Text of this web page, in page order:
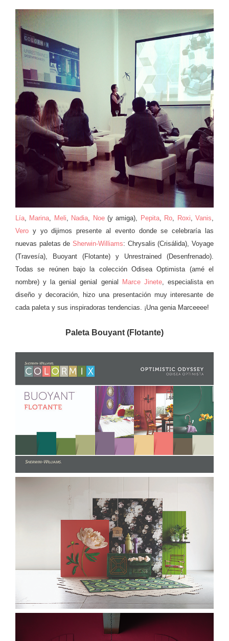
Lía, Marina, Meli, Nadia, Noe(y amiga), Pepita, Ro, Roxi,Vanis,
Vero y yo dijimos presente al evento donde se celebraría las
nuevas paletas de Sherwin-Williams: Chrysalis (Crisálida), Voyage
(Travesía), Buoyant (Flotante) y Unrestrained (Desenfrenado).
Todas se reúnen bajo la colección Odisea Optimista (amé el
nombre) y la genial genial genial
Marce Jinete, especialista en
diseño y decoración, hizo una presentación muy interesante de
cada paleta y sus inspiradoras tendencias. ¡Una genia Marceeee!
Paleta Bouyant (Flotante)